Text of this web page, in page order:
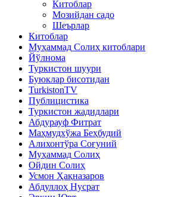
Китоблар
Мозийдан садо
Шеърлар
Китоблар
Муҳаммад Солиҳ китоблари
Йўлнома
Туркистон шуури
Буюклар бисотидан
TurkistonTV
Публицистика
Туркистон жадидлари
Абдурауф Фитрат
Маҳмудхўжа Беҳбудий
Алихонтўра Соғуний
Муҳаммад Солиҳ
Ойдин Солиҳ
Усмон Ҳақназаров
Абдуллоҳ Нусрат